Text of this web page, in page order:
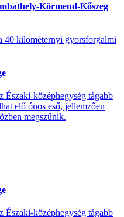
Körmend-Kőszeg
40 kilométernyi gyorsforgalmi
Északi-középhegység tágabb
elő ónos eső, jellemzően
megszűnik.
Északi-középhegység tágabb